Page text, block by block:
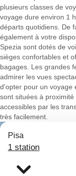
plusieurs classes de
voyage dure environ 1
départs quotidiens. De
également à votre
Spezia sont dotés de
sièges confortables et
bagages. Les grandes
admirer les vues
d'opter pour un voyage
sont situées à
accessibles par les
très facilement.
Pisa
1 station